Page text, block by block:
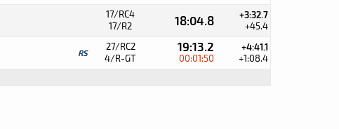
17/RC4
17/R2
18:04.8 +3:32.7
+45.4
RS
27/RC2
4/R-GT
19:13.2
00:01:50
+4:41.1
+1:08.4